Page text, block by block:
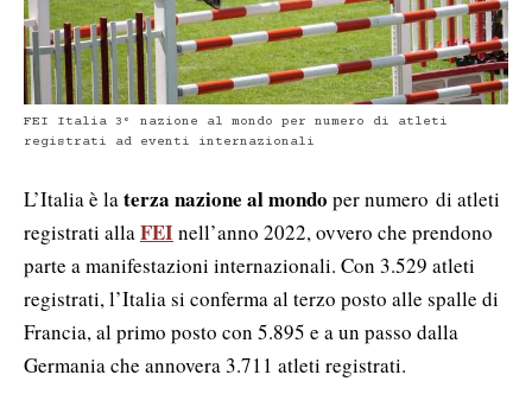
FEI Italia 3° nazione al mondo per numero di atleti
registrati ad eventi internazionali
L’Italia è laterza nazione al mondo per numero di atleti
registrati allaFEInell’anno 2022, ovvero che prendono
parte a manifestazioni internazionali. Con 3.529 atleti
registrati, l’Italia si conferma al terzo posto alle spalle di
Francia, al primo posto con 5.895 e a un passo dalla
Germania che annovera 3.711 atleti registrati.